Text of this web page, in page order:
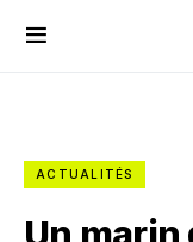
ACTUALITÉS